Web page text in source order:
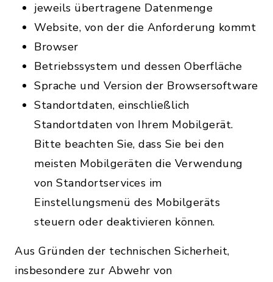
jeweils übertragene Datenmenge
Website, von der die Anforderung kommt
Browser
Betriebssystem und dessen Oberfläche
Sprache und Version der Browsersoftware
Standortdaten, einschließlich
Standortdaten von Ihrem Mobilgerät.
Bitte beachten Sie, dass Sie bei den
meisten Mobilgeräten die Verwendung
von Standortservices im
Einstellungsmenü des Mobilgeräts
steuern oder deaktivieren können.
Aus Gründen der technischen Sicherheit,
insbesondere zur Abwehr von